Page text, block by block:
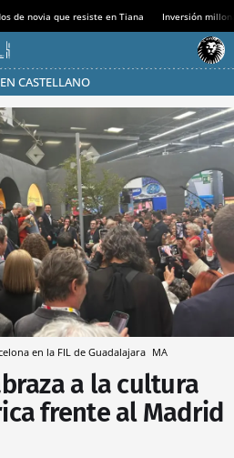
de novia que resiste en Tiana Inversión
CASTELLANO
AHORRO
en la FIL de Guadalajara MA
a la cultura
frente al Madrid